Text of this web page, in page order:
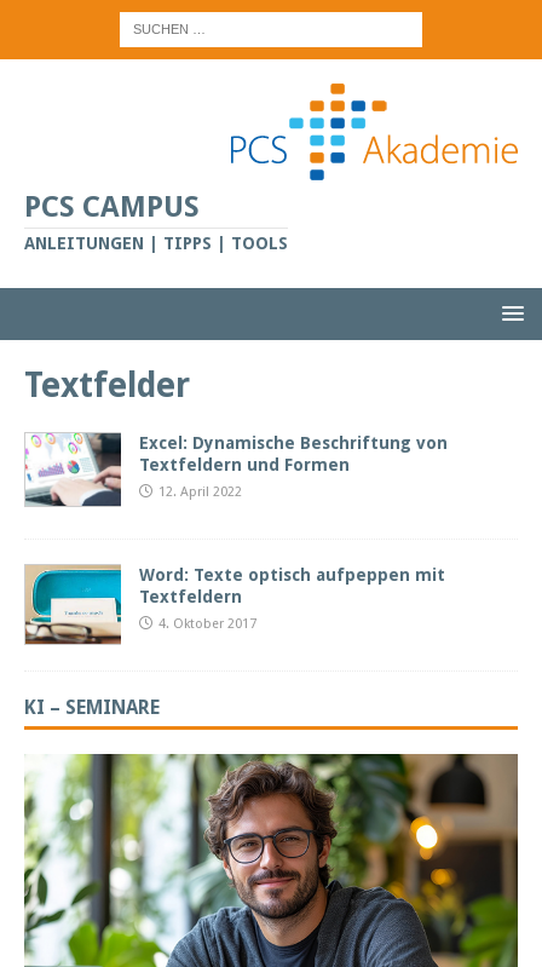
PCS CAMPUS
ANLEITUNGEN | TIPPS | TOOLS
Textfelder
Excel: Dynamische Beschriftung von
Textfeldern und Formen
12. April 2022
Word: Texte optisch aufpeppen mit
Textfeldern
4. Oktober 2017
KI – SEMINARE